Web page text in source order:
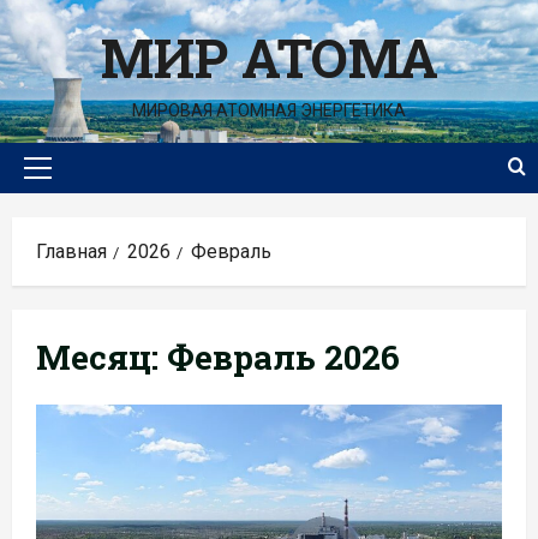
Перейти
к
содержимомуМИР АТОМА
МИРОВАЯ АТОМНАЯ ЭНЕРГЕТИКА
Основное
Главная 2026 Февраль
Месяц: Февраль 2026